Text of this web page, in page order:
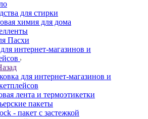
для стирки
химия для дома
Пасхи
интернет-магазинов и
для интернет-магазинов и
лента и термоэтикетки
пакеты
- пакет с застежкой